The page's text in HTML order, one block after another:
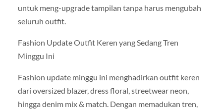
untuk meng-upgrade tampilan tanpa harus mengubah
seluruh outfit.
Fashion Update Outfit Keren yang Sedang Tren
Minggu Ini
Fashion update minggu ini menghadirkan outfit keren
dari oversized blazer, dress floral, streetwear neon,
hingga denim mix & match. Dengan memadukan tren,